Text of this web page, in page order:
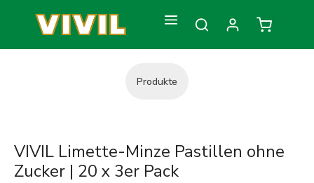
Zum Hauptinhalt springen
Produkte
VIVIL Limette-Minze Pastillen ohne
Zucker | 20 x 3er Pack